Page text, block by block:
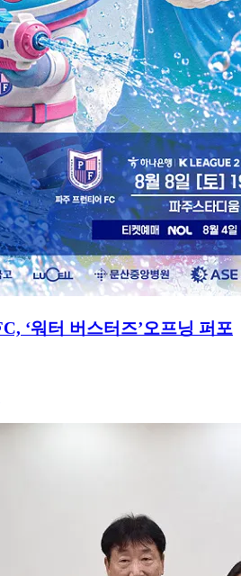
‘워터 버스터즈’오프닝 퍼포